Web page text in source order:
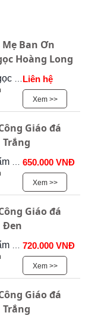
Ban Ơn
Hoàng Long
Liên hệ
Xem >>
Giáo đá
Trắng
650.000 VNĐ
Xem >>
Giáo đá
Đen
720.000 VNĐ
Xem >>
Giáo đá
Trắng